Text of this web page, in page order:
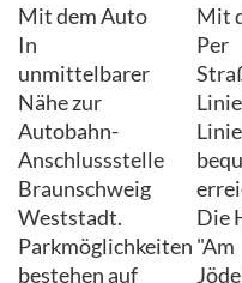
Mit dem Auto
In
unmittelbarer
Nähe zur
Autobahn-
Anschlussstelle
Braunschweig
Weststadt.
Parkmöglichkeiten
bestehen auf
Mit
Per
Die
"Am